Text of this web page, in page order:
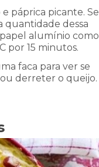
páprica picante. Se
quantidade dessa
alumínio como
por 15 minutos.
faca para ver se
ou derreter o queijo.